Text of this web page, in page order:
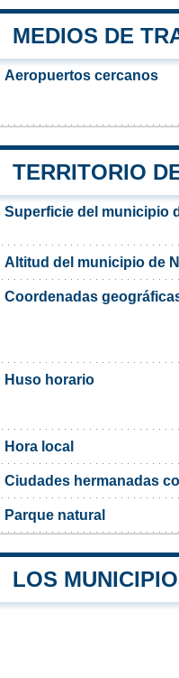
MEDIOS DE
Aeropuertos cercanos
TERRITORIO
Superficie del municipio
Altitud del municipio de
Coordenadas
Huso horario
Hora local
Ciudades hermanadas
Parque natural
LOS